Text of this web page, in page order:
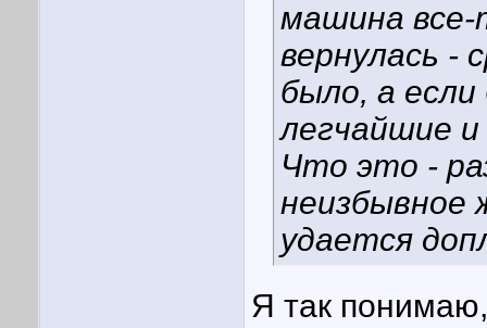
машина все-
вернулась -
было, а
легчайшие
Что это -
неизбывное
удается
Я так